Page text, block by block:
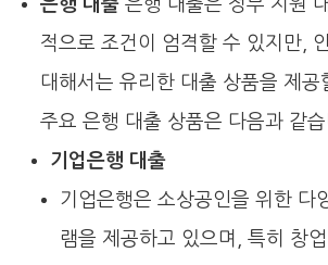
은행 대출은행 대출은 정부 지원
적으로 조건이 엄격할 수 있지만,
대해서는 유리한 대출 상품을 제공
주요 은행 대출 상품은 다음과 같
기업은행 대출
기업은행은 소상공인을 위한 다
램을 제공하고 있으며, 특히 창